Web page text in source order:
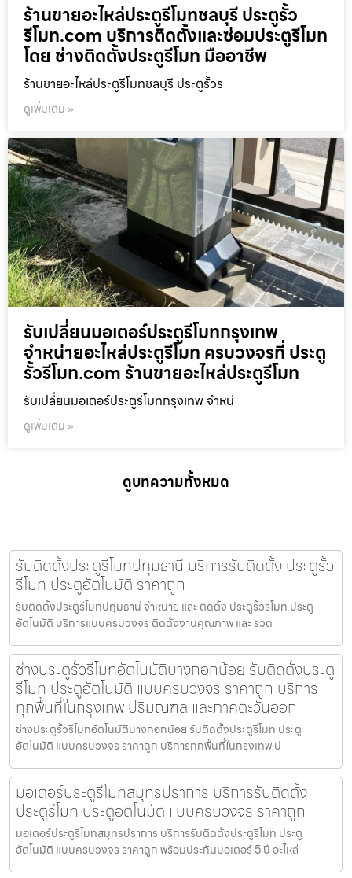
ร้านขายอะไหล่ประตูรีโมทชลบุรี ประตูรั้ว
รีโมท.com บริการติดตั้งและซ่อมประตูรีโมท
โดย ช่างติดตั้งประตูรีโมท มืออาชีพ
ร้านขายอะไหล่ประตูรีโมทชลบุรี ประตูรั้วร
ดูเพิ่มเติม »
รับเปลี่ยนมอเตอร์ประตูรีโมทกรุงเทพ
จำหน่ายอะไหล่ประตูรีโมท ครบวงจรที่ ประตู
รั้วรีโมท.com ร้านขายอะไหล่ประตูรีโมท
รับเปลี่ยนมอเตอร์ประตูรีโมทกรุงเทพ จำหน่
ดูเพิ่มเติม »
ดูบทความทั้งหมด
รับติดตั้งประตูรีโมทปทุมธานี บริการรับติดตั้ง ประตูรั้ว
รีโมท ประตูอัตโนมัติ ราคาถูก
รับติดตั้งประตูรีโมทปทุมธานี จำหน่าย และ ติดตั้ง ประตูรั้วรีโมท ประตู
อัตโนมัติ บริการแบบครบวงจร ติดตั้งงานคุณภาพ และ รวด
ช่างประตูรั้วรีโมทอัตโนมัติบางกอกน้อย รับติดตั้งประตู
รีโมท ประตูอัตโนมัติ แบบครบวงจร ราคาถูก บริการ
ทุกพื้นที่ในกรุงเทพ ปริมณฑล และภาคตะวันออก
ช่างประตูรั้วรีโมทอัตโนมัติบางกอกน้อย รับติดตั้งประตูรีโมท ประตู
อัตโนมัติ แบบครบวงจร ราคาถูก บริการทุกพื้นที่ในกรุงเทพ ป
มอเตอร์ประตูรีโมทสมุทรปราการ บริการรับติดตั้ง
ประตูรีโมท ประตูอัตโนมัติ แบบครบวงจร ราคาถูก
มอเตอร์ประตูรีโมทสมุทรปราการ บริการรับติดตั้งประตูรีโมท ประตู
อัตโนมัติ แบบครบวงจร ราคาถูก พร้อมประกันมอเตอร์ 5 ปี อะไหล่